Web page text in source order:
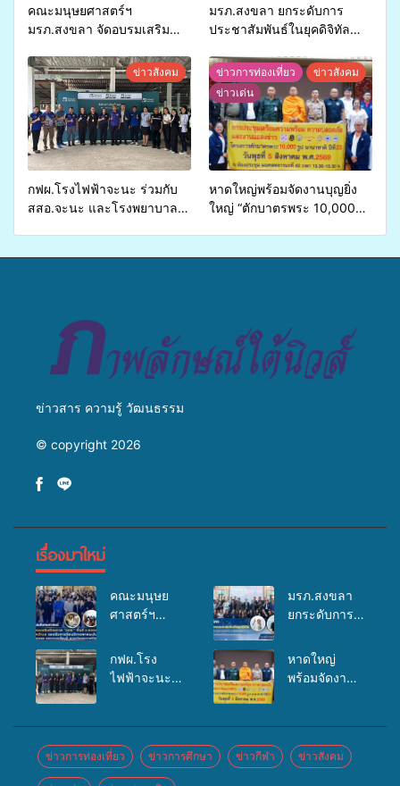
คณะมนุษยศาสตร์ฯ
มรภ.สงขลา จัดอบรมเสริม
จ่ายงบกองทุนสุขภาพตำบล
รองรับการจัดบริการพาหนะรับ
ส่งผู้ทุพพลภาพเพื่อเข้ารับ
บริการสาธารณสุข ลดความ
เหลื่อมล้ำ ยกระดับคุณภาพ
ชีวิตประชาชนอย่างยั่งยืน
มรภ.สงขลา ยกระดับการ
ประชาสัมพันธ์ในยุคดิจิทัล
ข่ายสื่อสารองค์กร ระดมสมอง
วางแนวทางการทำงาน ปูทาง
สู่การสร้างภาพลักษณ์ที่ดีของ
มหาวิทยาลัย
ข่าวสังคม
กฟผ.โรงไฟฟ้าจะนะ ร่วมกับ
สสอ.จะนะ และโรงพยาบาล
ข่าวการท่องเที่ยว
ข่าวสังคม
ข่าวเด่น
หาดใหญ่พร้อมจัดงานบุญยิ่ง
ใหญ่ “ตักบาตรพระ 10,000
ข่าวสาร ความรู้ วัฒนธรรม
© copyright 2026
เรื่องมาใหม่
คณะมนุษย
ศาสตร์ฯ
จัดอบรมเสริม
ศักยภาพ
กองทุน
สุขภาพตำบล
รองรับการจัด
บริการพาหนะ
มรภ.สงขลา
ยกระดับการ
ในยุคดิจิทัล
เปิดเวทีเสริม
สื่อสารองค์กร
ระดมสมอง
วางแนวทาง
กฟผ.โรง
ไฟฟ้าจะนะ
พยาบาลศิคริ
นทร์ หาดใหญ่
หาดใหญ่
พร้อมจัดงาน
นานาชาติ
เพื่อแม่…เพื่อ
ข่าวการท่องเที่ยว ข่าวการศึกษา ข่าวกีฬา ข่าวสังคม